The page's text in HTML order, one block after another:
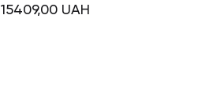
15409,00 UAH